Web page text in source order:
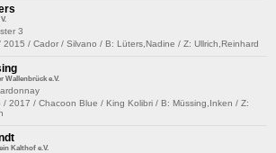
3
2015 / Cador / Silvano / B: Lüters,Nadine / Z: Ullrich,Reinhard
Wallenbrück e.V.
/ 2017 / Chacoon Blue / King Kolibri / B: Müssing,Inken / Z:
Kalthof e.V.